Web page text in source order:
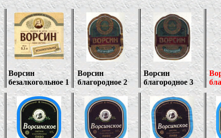
Ворсин
безалкогольное 1
Ворсин
благородное 2
Ворсин
благородное 3